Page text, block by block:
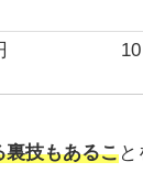
裏技もあるこ